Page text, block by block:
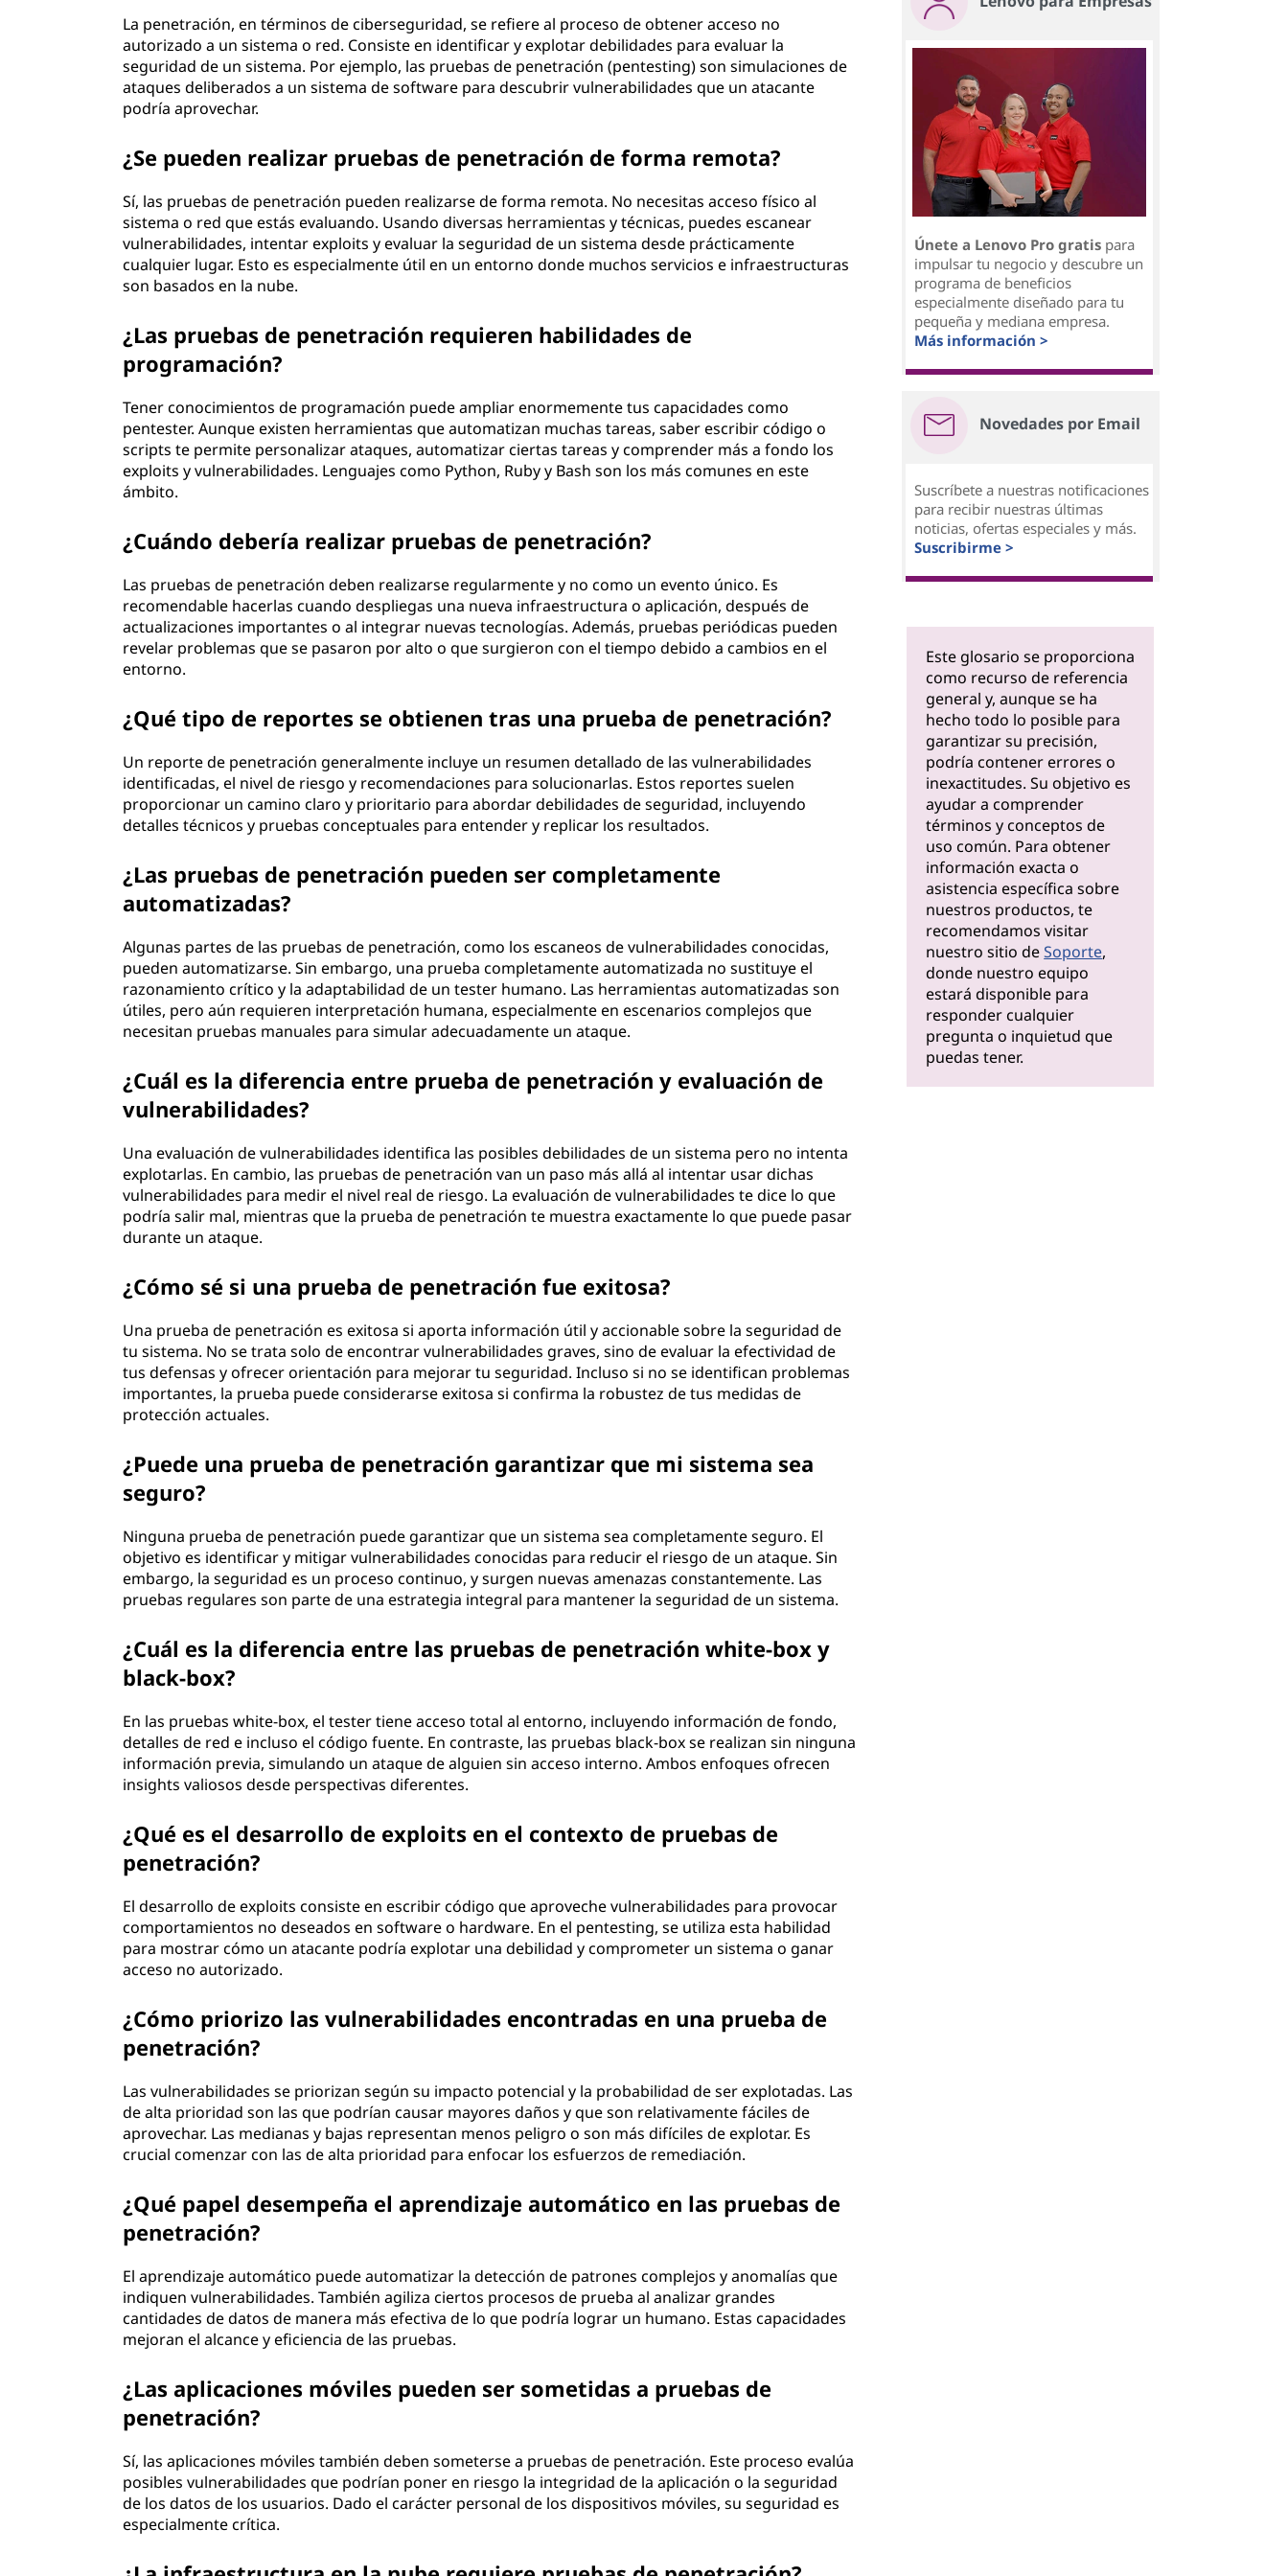
La penetración, en términos de ciberseguridad, se refiere al proceso de obtener acceso no
autorizado a un sistema o red. Consiste en identificar y explotar debilidades para evaluar la
seguridad de un sistema. Por ejemplo, las pruebas de penetración (pentesting) son simulaciones de
ataques deliberados a un sistema de software para descubrir vulnerabilidades que un atacante
podría aprovechar.
¿Se pueden realizar pruebas de penetración de forma remota?
Sí, las pruebas de penetración pueden realizarse de forma remota. No necesitas acceso físico al
sistema o red que estás evaluando. Usando diversas herramientas y técnicas, puedes escanear
vulnerabilidades, intentar exploits y evaluar la seguridad de un sistema desde prácticamente
cualquier lugar. Esto es especialmente útil en un entorno donde muchos servicios e infraestructuras
son basados en la nube.
¿Las pruebas de penetración requieren habilidades de
programación?
Tener conocimientos de programación puede ampliar enormemente tus capacidades como
pentester. Aunque existen herramientas que automatizan muchas tareas, saber escribir código o
scripts te permite personalizar ataques, automatizar ciertas tareas y comprender más a fondo los
exploits y vulnerabilidades. Lenguajes como Python, Ruby y Bash son los más comunes en este
ámbito.
¿Cuándo debería realizar pruebas de penetración?
Las pruebas de penetración deben realizarse regularmente y no como un evento único. Es
recomendable hacerlas cuando despliegas una nueva infraestructura o aplicación, después de
actualizaciones importantes o al integrar nuevas tecnologías. Además, pruebas periódicas pueden
revelar problemas que se pasaron por alto o que surgieron con el tiempo debido a cambios en el
entorno.
¿Qué tipo de reportes se obtienen tras una prueba de penetración?
Un reporte de penetración generalmente incluye un resumen detallado de las vulnerabilidades
identificadas, el nivel de riesgo y recomendaciones para solucionarlas. Estos reportes suelen
proporcionar un camino claro y prioritario para abordar debilidades de seguridad, incluyendo
detalles técnicos y pruebas conceptuales para entender y replicar los resultados.
¿Las pruebas de penetración pueden ser completamente
automatizadas?
Algunas partes de las pruebas de penetración, como los escaneos de vulnerabilidades conocidas,
pueden automatizarse. Sin embargo, una prueba completamente automatizada no sustituye el
razonamiento crítico y la adaptabilidad de un tester humano. Las herramientas automatizadas son
útiles, pero aún requieren interpretación humana, especialmente en escenarios complejos que
necesitan pruebas manuales para simular adecuadamente un ataque.
¿Cuál es la diferencia entre prueba de penetración y evaluación de
vulnerabilidades?
Una evaluación de vulnerabilidades identifica las posibles debilidades de un sistema pero no intenta
explotarlas. En cambio, las pruebas de penetración van un paso más allá al intentar usar dichas
vulnerabilidades para medir el nivel real de riesgo. La evaluación de vulnerabilidades te dice lo que
podría salir mal, mientras que la prueba de penetración te muestra exactamente lo que puede pasar
durante un ataque.
¿Cómo sé si una prueba de penetración fue exitosa?
Una prueba de penetración es exitosa si aporta información útil y accionable sobre la seguridad de
tu sistema. No se trata solo de encontrar vulnerabilidades graves, sino de evaluar la efectividad de
tus defensas y ofrecer orientación para mejorar tu seguridad. Incluso si no se identifican problemas
importantes, la prueba puede considerarse exitosa si confirma la robustez de tus medidas de
protección actuales.
¿Puede una prueba de penetración garantizar que mi sistema sea
seguro?
Ninguna prueba de penetración puede garantizar que un sistema sea completamente seguro. El
objetivo es identificar y mitigar vulnerabilidades conocidas para reducir el riesgo de un ataque. Sin
embargo, la seguridad es un proceso continuo, y surgen nuevas amenazas constantemente. Las
pruebas regulares son parte de una estrategia integral para mantener la seguridad de un sistema.
¿Cuál es la diferencia entre las pruebas de penetración white-box y
black-box?
En las pruebas white-box, el tester tiene acceso total al entorno, incluyendo información de fondo,
detalles de red e incluso el código fuente. En contraste, las pruebas black-box se realizan sin ninguna
información previa, simulando un ataque de alguien sin acceso interno. Ambos enfoques ofrecen
insights valiosos desde perspectivas diferentes.
¿Qué es el desarrollo de exploits en el contexto de pruebas de
penetración?
El desarrollo de exploits consiste en escribir código que aproveche vulnerabilidades para provocar
comportamientos no deseados en software o hardware. En el pentesting, se utiliza esta habilidad
para mostrar cómo un atacante podría explotar una debilidad y comprometer un sistema o ganar
acceso no autorizado.
¿Cómo priorizo las vulnerabilidades encontradas en una prueba de
penetración?
Las vulnerabilidades se priorizan según su impacto potencial y la probabilidad de ser explotadas. Las
de alta prioridad son las que podrían causar mayores daños y que son relativamente fáciles de
aprovechar. Las medianas y bajas representan menos peligro o son más difíciles de explotar. Es
crucial comenzar con las de alta prioridad para enfocar los esfuerzos de remediación.
¿Qué papel desempeña el aprendizaje automático en las pruebas de
penetración?
El aprendizaje automático puede automatizar la detección de patrones complejos y anomalías que
indiquen vulnerabilidades. También agiliza ciertos procesos de prueba al analizar grandes
cantidades de datos de manera más efectiva de lo que podría lograr un humano. Estas capacidades
mejoran el alcance y eficiencia de las pruebas.
¿Las aplicaciones móviles pueden ser sometidas a pruebas de
penetración?
Sí, las aplicaciones móviles también deben someterse a pruebas de penetración. Este proceso evalúa
posibles vulnerabilidades que podrían poner en riesgo la integridad de la aplicación o la seguridad
de los datos de los usuarios. Dado el carácter personal de los dispositivos móviles, su seguridad es
especialmente crítica.
Únete a Lenovo Pro gratispara
impulsar tu negocio y descubre un
programa de beneficios
especialmente diseñado para tu
pequeña y mediana empresa.
Más información >
Novedades por Email
Suscríbete a nuestras notificaciones
para recibir nuestras últimas
noticias, ofertas especiales y más.
Suscribirme >
Este glosario se proporciona
como recurso de referencia
general y, aunque se ha
hecho todo lo posible para
garantizar su precisión,
podría contener errores o
inexactitudes. Su objetivo es
ayudar a comprender
términos y conceptos de
uso común. Para obtener
información exacta o
asistencia específica sobre
nuestros productos, te
recomendamos visitar
nuestro sitio deSoporte,
donde nuestro equipo
estará disponible para
responder cualquier
pregunta o inquietud que
puedas tener.